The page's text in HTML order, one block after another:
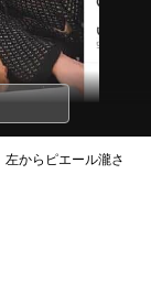
からピエール瀧さ